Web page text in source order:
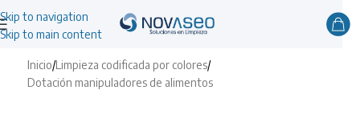
Skip to navigation
Skip to main content
Inicio/Limpieza codificada por colores/
Dotación manipuladores de alimentos